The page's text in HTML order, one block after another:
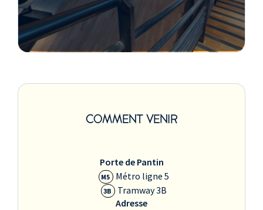
COMMENT VENIR
Porte de Pantin
M5 Métro ligne 5
3B
Tramway 3B
Adresse